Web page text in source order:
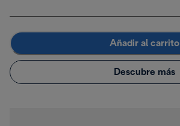
Añadir al carrito
Descubre más